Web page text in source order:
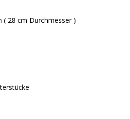
( 28 cm Durchmesser )